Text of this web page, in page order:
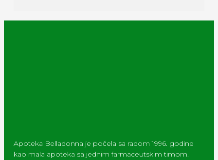
Apoteka Belladonna je počela sa radom 1996. godine
kao mala apoteka sa jednim farmaceutskim timom.